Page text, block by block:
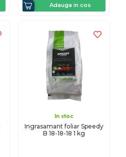
Adauga in cos
In stoc
Ingrasamant foliar Speedy
B 18-18-18 1 kg